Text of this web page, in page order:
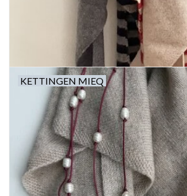
KETTINGEN MIEQ